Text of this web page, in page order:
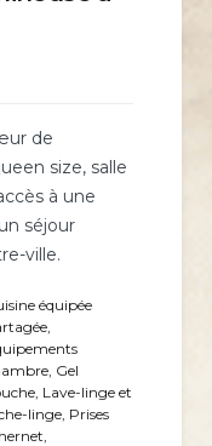
de
size, salle
à une
séjour
ville.
équipée
Gel
Lave-linge et
linge Prises